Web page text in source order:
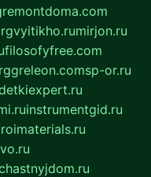
remontdoma.com
vyitikho.rumirjon.ru
filosofyfree.com
greleon.comsp-or.ru
instrumentgid.ru